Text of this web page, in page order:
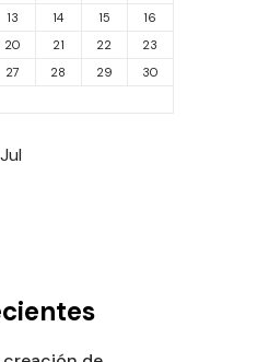
13 14 15
16
20 21 22
23
27 28 29
30